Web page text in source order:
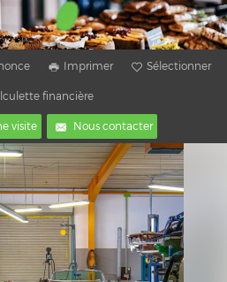
Imprimer Sélectionner
financière
visite Nous contacter